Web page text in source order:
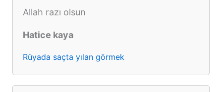
Allah razı olsun
Hatice kaya
Rüyada saçta yılan görmek